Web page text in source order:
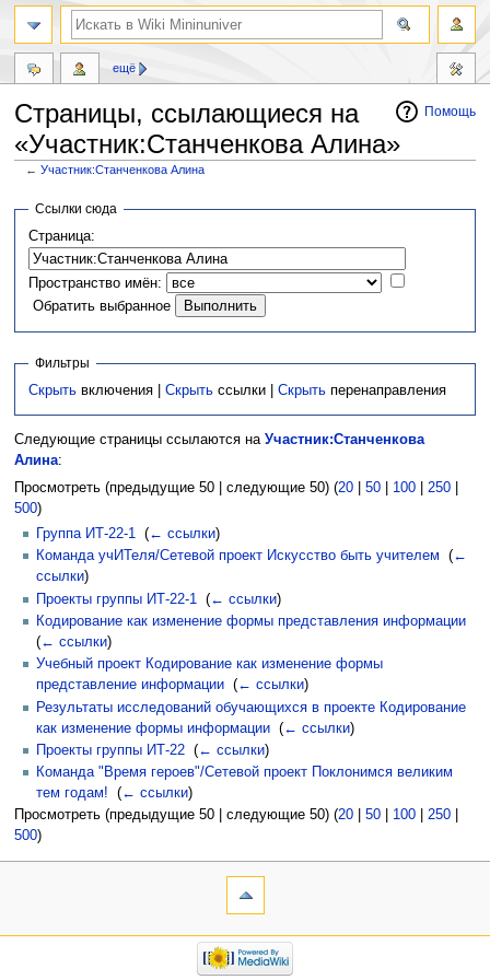
Помощь
Страницы, ссылающиеся на
«Участник:Станченкова Алина»
←Участник:Станченкова Алина
Перейти
навигации
Перейти
поиску
Ссылки сюда
Страница:
Пространство имён:
Обратить выбранное
Фильтры
Скрыть включения |Скрыть ссылки |Скрыть перенаправления
Следующие страницы ссылаются на Участник:Станченкова
Алина:
Просмотреть (предыдущие 50 | следующие 50) (20| 50| 100| 250|
500)
Группа ИТ-22-1 (← ссылки)
Команда учИТеля/Сетевой проект Искусство быть учителем
(←
ссылки)
Проекты группы ИТ-22-1
(← ссылки)
Кодирование как изменение формы представления информации
(← ссылки)
Учебный проект Кодирование как изменение формы
представление информации (← ссылки)
Результаты исследований обучающихся в проекте Кодирование
как изменение формы информации (← ссылки)
Проекты группы ИТ-22 (← ссылки)
Команда "Время героев"/Сетевой проект Поклонимся великим
тем годам!
(← ссылки)
Просмотреть (предыдущие 50 | следующие 50) (20| 50| 100| 250|
500)
ещё